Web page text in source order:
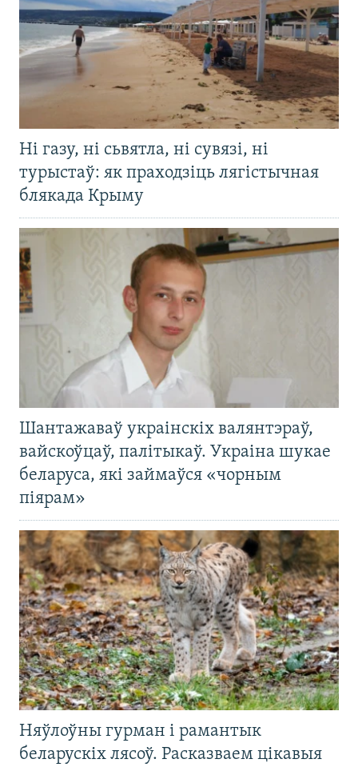
Ні газу, ні сьвятла, ні сувязі, ні
турыстаў: як праходзіць лягістычная
блякада Крыму
Шантажаваў украінскіх валянтэраў,
вайскоўцаў, палітыкаў. Украіна шукае
беларуса, які займаўся «чорным
піярам»
Няўлоўны гурман і рамантык
беларускіх лясоў. Расказваем цікавыя